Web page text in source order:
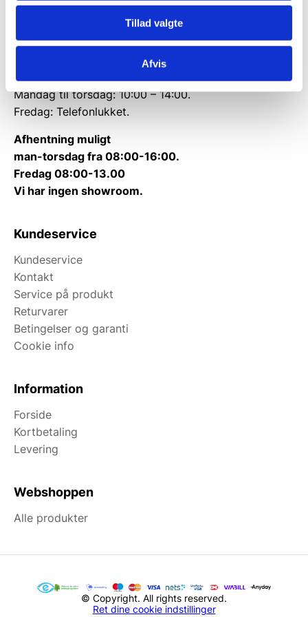
Tillad valgte
Afvis
Tlf.71 99 30 98
Mandag til torsdag: 10:00 – 14:00.
Fredag: Telefonlukket.
Afhentning muligt
man-torsdag fra 08:00-16:00.
Fredag 08:00-13.00
Vi har ingen showroom.
Kundeservice
Kundeservice
Kontakt
Service på produkt
Returvarer
Betingelser og garanti
Cookie info
Information
Forside
Kortbetaling
Levering
Webshoppen
Alle produkter
© Copyright. All rights reserved.
Ret dine cookie indstillinger